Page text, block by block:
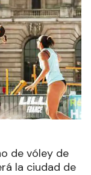
de vóley de
la ciudad de